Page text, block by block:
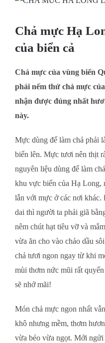
Image
Chả mực Hạ
của biển cả
Chả mực của vùng biển
phải nếm thử chả mực
nhận được đúng nhất
này.
Mực dùng để làm chả phải
biển lên. Mực tươi nên thịt
nguyên liệu dùng để làm
khu vực biển của Hạ Long,
lẫn với mực ở các nơi
dai thì người ta phải giã
nêm chút hạt tiêu vỡ và
vừa ăn cho vào chảo dầu
chả tươi ngon ngay từ khi
mùi thơm nức mũi rất
sẽ nhớ mãi!
Món chả mực ngon nhất
khô nhưng mềm, thơm
vừa béo vừa ngọt. Mới